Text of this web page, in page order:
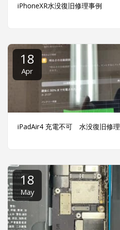
iPhoneXR水没復旧修理事例
18
Apr
iPadAir4 充電不可 水没復旧修理
18
May